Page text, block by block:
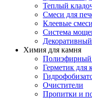
Теплый
Смеси для
Клеевые смеси
Система
Химия для камня
Полиэфирный
Герметик для
Очистители
Пропитки и